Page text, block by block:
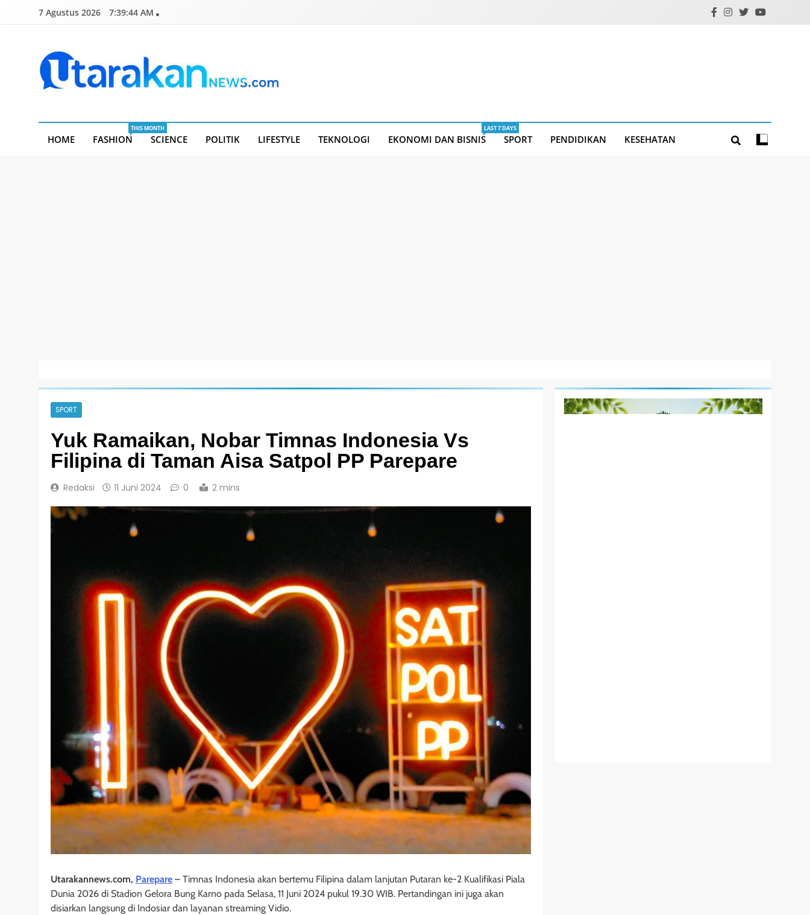
7 Agustus 2026 7:39:45 AM
HOME FASHION
THIS MONTH
SCIENCE POLITIK LIFESTYLE TEKNOLOGI EKONOMI DAN BISNIS
LAST 7 DAYS
SPORT PENDIDIKAN KESEHATAN
SPORT
Yuk Ramaikan, Nobar Timnas Indonesia Vs
Filipina di Taman Aisa Satpol PP Parepare
Redaksi 11 Juni 2024 0 2 mins
Utarakannews.com, Parepare – Timnas Indonesia akan bertemu Filipina dalam lanjutan Putaran ke-2 Kualifikasi Piala
Dunia 2026 di Stadion Gelora Bung Karno pada Selasa, 11 Juni 2024 pukul 19.30 WIB. Pertandingan ini juga akan
disiarkan langsung di Indosiar dan layanan streaming Vidio.